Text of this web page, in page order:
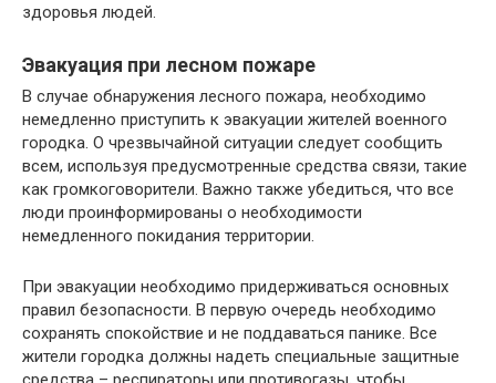
здоровья людей.
Эвакуация при лесном пожаре
В случае обнаружения лесного пожара, необходимо
немедленно приступить к эвакуации жителей военного
городка. О чрезвычайной ситуации следует сообщить
всем, используя предусмотренные средства связи, такие
как громкоговорители. Важно также убедиться, что все
люди проинформированы о необходимости
немедленного покидания территории.
При эвакуации необходимо придерживаться основных
правил безопасности. В первую очередь необходимо
сохранять спокойствие и не поддаваться панике. Все
жители городка должны надеть специальные защитные